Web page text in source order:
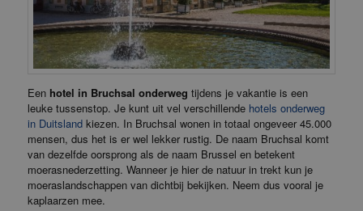
Een hotel in Bruchsal onderweg tijdens je vakantie is een
leuke tussenstop. Je kunt uit vel verschillende hotels onderweg
in Duitsland kiezen. In Bruchsal wonen in totaal ongeveer 45.000
mensen, dus het is er wel lekker rustig. De naam Bruchsal komt
van dezelfde oorsprong als de naam Brussel en betekent
moerasnederzetting. Wanneer je hier de natuur in trekt kun je
moeraslandschappen van dichtbij bekijken. Neem dus vooral je
kaplaarzen mee.